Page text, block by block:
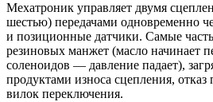
Мехатроник управляет двумя
шестью) передачами одновременно
и позиционные датчики. Самые
резиновых манжет (масло начинает
соленоидов — давление падает),
продуктами износа сцепления, отказ
вилок переключения.